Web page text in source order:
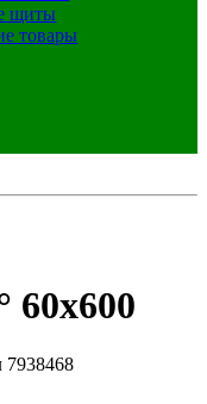
щиты
товары
60x600
7938468